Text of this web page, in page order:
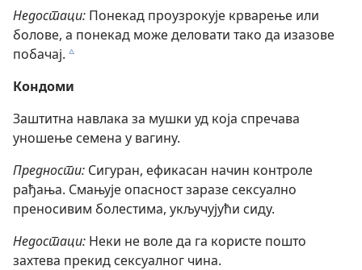
Недостаци: Понекад проузрокује крварење или
болове, а понекад може деловати тако да изазове
побачај. c
Кондоми
Заштитна навлака за мушки уд која спречава
уношење семена у вагину.
Предности: Сигуран, ефикасан начин контроле
рађања. Смањује опасност заразе сексуално
преносивим болестима, укључујући сиду.
Недостаци: Неки не воле да га користе пошто
захтева прекид сексуалног чина.